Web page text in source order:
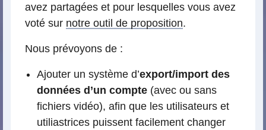
avez partagées et pour lesquelles vous avez
voté sur notre outil de proposition.
Nous prévoyons de :
Ajouter un système d’export/import des
données d’un compte (avec ou sans
fichiers vidéo), afin que les utilisateurs et
utiliastrices puissent facilement changer